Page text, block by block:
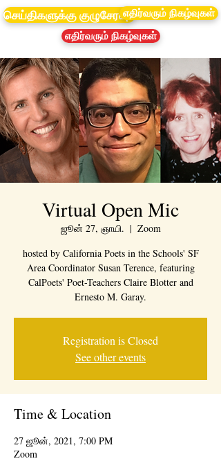
செய்திகளுக்கு குழுசேரவும்எதிர்வரும் நிகழ்வுகள்
எதிர்வரும் நிகழ்வுகள்
Virtual Open Mic
ஜூன் 27, ஞாயி.
  |
Zoom
hosted by California Poets in the Schools' SF
Area Coordinator Susan Terence, featuring
CalPoets' Poet-Teachers Claire Blotter and
Ernesto M. Garay.
Registration is Closed
See other events
Time & Location
27 ஜூன், 2021, 7:00 PM
Zoom